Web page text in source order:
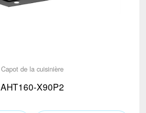
Capot de la cuisinière
AHT160-X90P2